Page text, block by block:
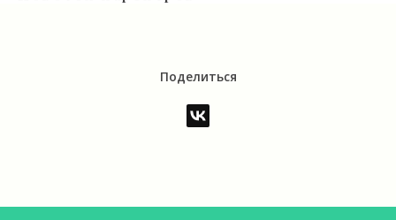
Поделиться